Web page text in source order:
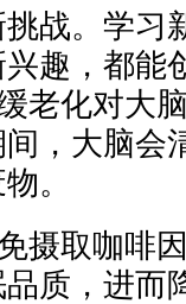
战。学习
趣，都能
老化对大
，大脑会
。
摄取咖啡
质，进而